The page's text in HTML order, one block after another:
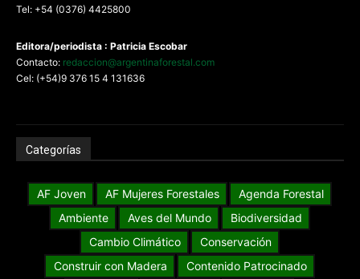
Tel: +54 (0376) 4425800
Editora/periodista : Patricia Escobar
Contacto: redaccion@argentinaforestal.com
Cel: (+54)9 376 15 4 131636
Categorías
AF Joven AF Mujeres Forestales
Agenda Forestal
Ambiente
Aves del Mundo
Biodiversidad
Cambio Climático
Conservación
Construir con Madera
Contenido Patrocinado